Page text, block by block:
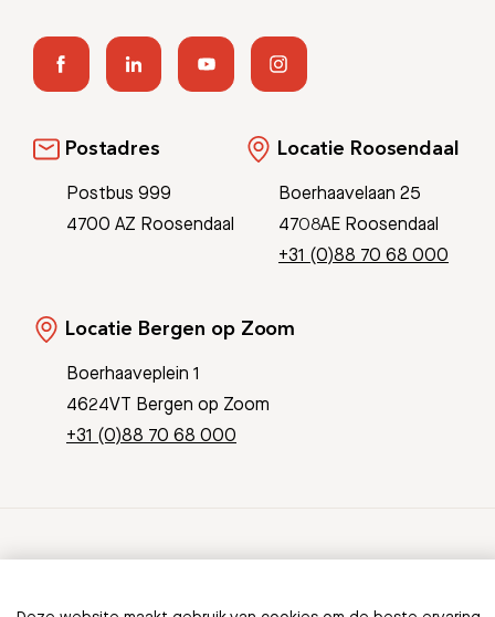
Postadres
Postbus 999
4700 AZ Roosendaal
Locatie Roosendaal
Boerhaavelaan 25
4708AE Roosendaal
+31 (0)88 70 68 000
Locatie Bergen op Zoom
Boerhaaveplein 1
4624VT Bergen op Zoom
+31 (0)88 70 68 000